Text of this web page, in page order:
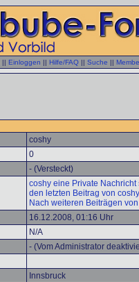
|| Einloggen || Hilfe/FAQ || Suche ||
coshy
0
- (Versteckt)
coshy eine Private Nachricht
den letzten Beitrag von
Nach weiteren Beiträgen
16.12.2008, 01:16 Uhr
N/A
- (Vom Administrator
Innsbruck